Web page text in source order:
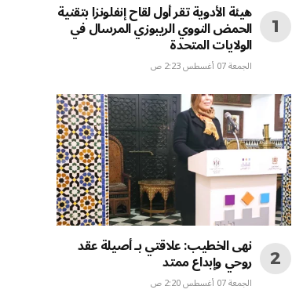
هيئة الأدوية تقر أول لقاح إنفلونزا بتقنية
الحمض النووي الريبوزي المرسال في
الولايات المتحدة
الجمعة 07 أغسطس 2:23 ص
نهى الخطيب: علاقتي بـ أصيلة عقد
روحي وإبداع ممتد
الجمعة 07 أغسطس 2:20 ص